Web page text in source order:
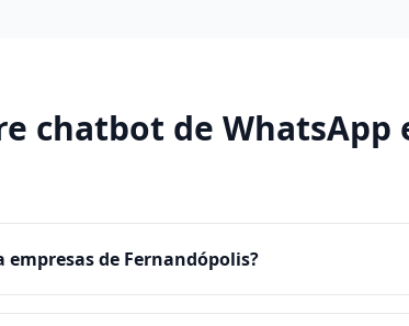
chatbot de WhatsApp
de Fernandópolis?